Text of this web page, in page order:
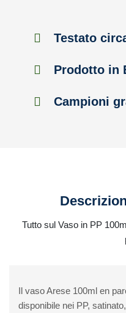
Testato
Prodotto in
Campioni
Tutto sul Vaso in PP
Il vaso Arese 100ml en
disponibile nei PP,